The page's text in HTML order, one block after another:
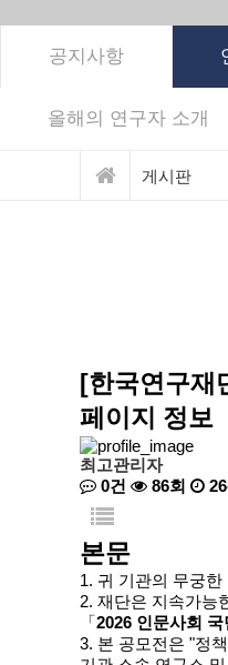
공지사항
올해의 연구자 소개
게시판
[한국연구재
페이지 정보
최고관리자
0건
86회
본문
1. 귀 기관의 무궁
2. 재단은 지속가능
「2026 인문사회
3. 본 공모전은 "정